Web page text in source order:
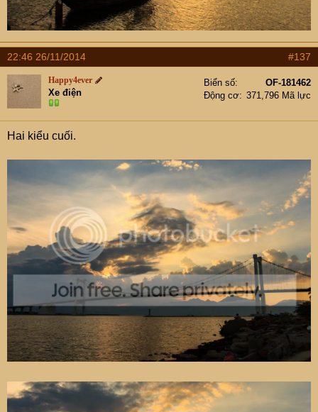
22:46 26/11/2014 #137
Happy4ever
Xe điện
Biển số
OF-181462
Động cơ
371,796 Mã lực
Hai kiểu cuối.